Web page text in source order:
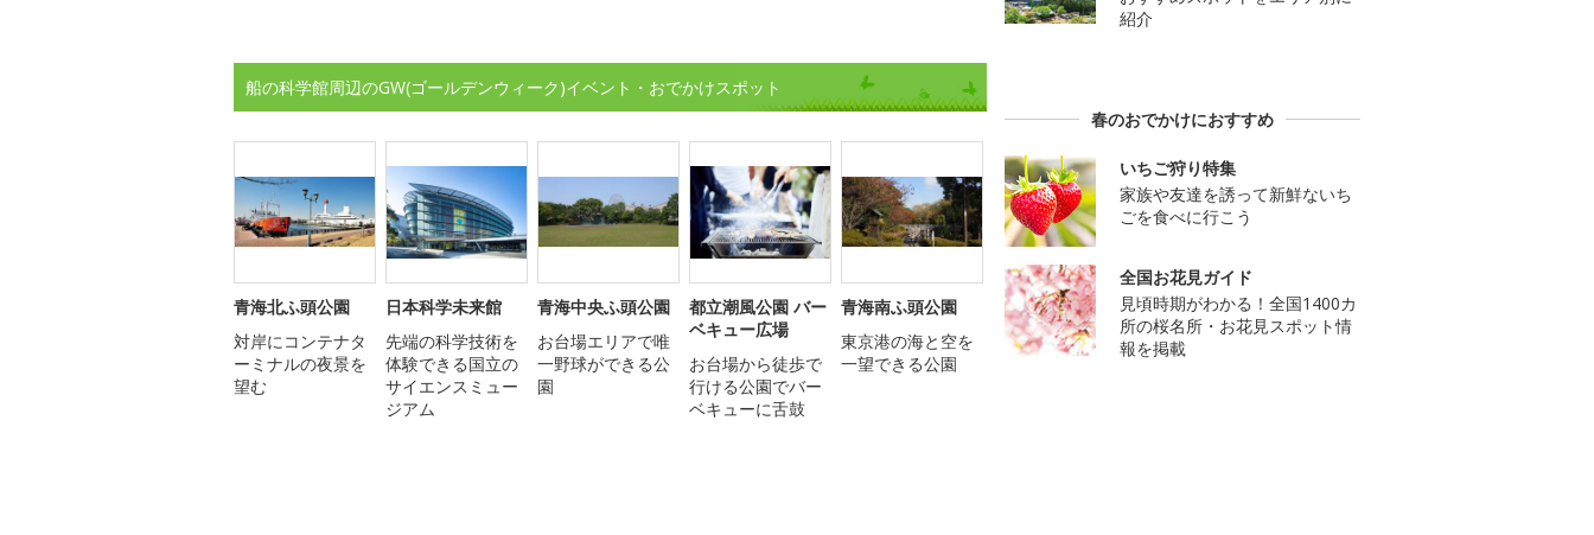
船の科学館周辺のGW(ゴールデンウィーク)イベント・おでかけスポット
青海北ふ頭公園
対岸にコンテナタ
ーミナルの夜景を
望む
日本科学未来館
先端の科学技術を
体験できる国立の
サイエンスミュー
ジアム
青海中央ふ頭公園
お台場エリアで唯
一野球ができる公
園
都立潮風公園 バー
ベキュー広場
お台場から徒歩で
行ける公園でバー
ベキューに舌鼓
青海南ふ頭公園
東京港の海と空を
一望できる公園
紹介
春のおでかけにおすすめ
いちご狩り特集
家族や友達を誘って新鮮ないち
ごを食べに行こう
全国お花見ガイド
見頃時期がわかる！全国1400カ
所の桜名所・お花見スポット情
報を掲載